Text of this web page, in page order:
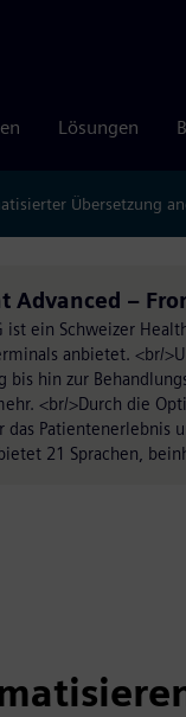
Lösungen
Übersetzung
Advanced –
ist ein Schweizer
anbietet. <br/
bis hin zur
<br/>Durch die
das Patientenerlebnis
21 Sprachen,